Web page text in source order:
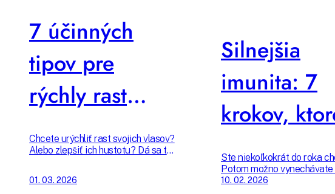
7 účinných
tipov pre
rýchly rast
vlasov
Chcete urýchliť rast svojich vlasov?
Alebo zlepšiť ich hustotu? Dá sa to!
vlasovú kozmetiku. Pripravili sme
01. 03. 2026
Silnejšia
imunita: 7
krokov,
naozaj
Ste niekoľkokrát do roka
Potom možno vynechávate
zo 7 úplne základných
10. 02. 2026